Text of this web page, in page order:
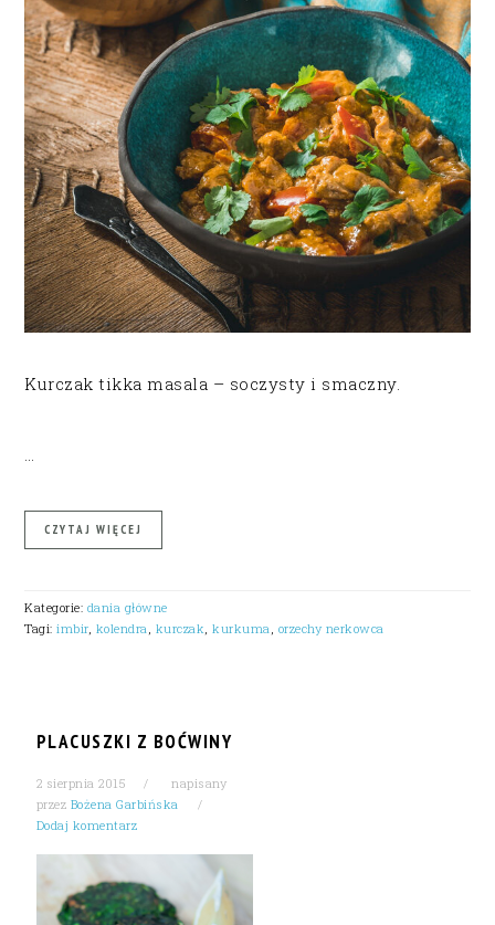
Kurczak tikka masala – soczysty i smaczny.
CZYTAJ WIĘCEJ
Kategorie: dania główne
Tagi:imbir, kolendra kurczak ,kurkuma orzechy nerkowca
PLACUSZKI Z BOĆWINY
2 sierpnia 2015
napisany
przez Bożena Garbińska
Dodaj komentarz